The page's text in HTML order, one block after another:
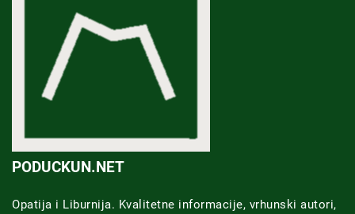
PODUCKUN.NET
Opatija i Liburnija. Kvalitetne informacije, vrhunski autori,